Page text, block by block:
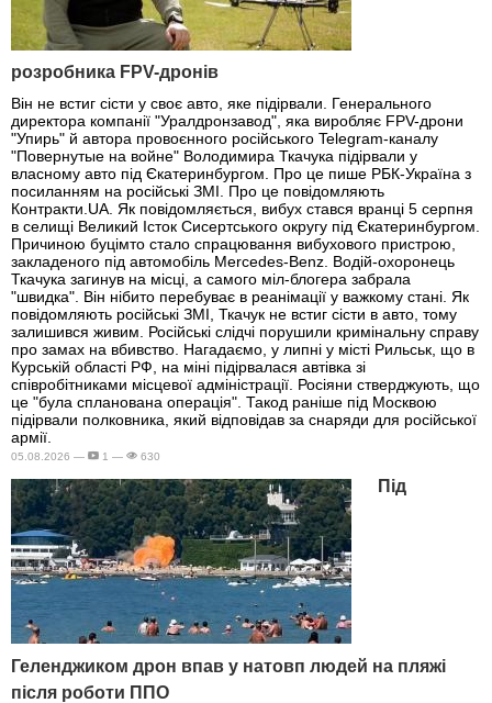
розробника FPV-дронів
Він не встиг сісти у своє авто, яке підірвали. Генерального
директора компанії "Уралдронзавод", яка виробляє FPV-дрони
"Упирь" й автора провоєнного російського Telegram-каналу
"Повернутые на войне" Володимира Ткачука підірвали у
власному авто під Єкатеринбургом. Про це пише РБК-Україна з
посиланням на російські ЗМІ. Про це повідомляють
Контракти.UA. Як повідомляється, вибух стався вранці 5 серпня
в селищі Великий Істок Сисертського округу під Єкатеринбургом.
Причиною буцімто стало спрацювання вибухового пристрою,
закладеного під автомобіль Mercedes-Benz. Водій-охоронець
Ткачука загинув на місці, а самого міл-блогера забрала
"швидка". Він нібито перебуває в реанімації у важкому стані. Як
повідомляють російські ЗМІ, Ткачук не встиг сісти в авто, тому
залишився живим. Російські слідчі порушили кримінальну справу
про замах на вбивство. Нагадаємо, у липні у місті Рильськ, що в
Курській області РФ, на міні підірвалася автівка зі
співробітниками місцевої адміністрації. Росіяни стверджують, що
це "була спланована операція". Такод раніше під Москвою
підірвали полковника, який відповідав за снаряди для російської
армії.
05.08.2026 — 1 — 630
Під
Геленджиком дрон впав у натовп людей на пляжі
після роботи ППО